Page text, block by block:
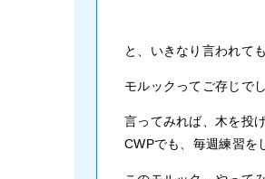
と、いきなり言われて
モルックってご存じで
言ってみれば、木を投
CWPでも、毎週練習を